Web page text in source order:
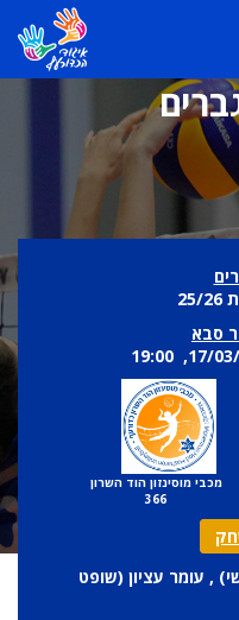
סבא
מכבי מוסינזון הוד השרון
366
) , עומר עציון (שופט